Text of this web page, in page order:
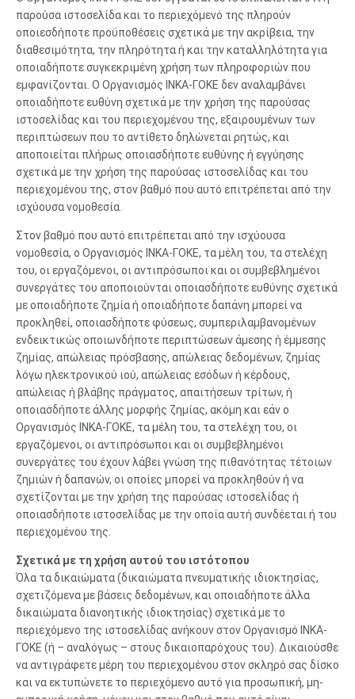
παρούσα ιστοσελίδα και το περιεχόμενό της πληρούν
οποιεσδήποτε προϋποθέσεις σχετικά με την ακρίβεια, την
διαθεσιμότητα, την πληρότητα ή και την καταλληλότητα για
οποιαδήποτε συγκεκριμένη χρήση των πληροφοριών που
εμφανίζονται. Ο Οργανισμός ΙΝΚΑ-ΓΟΚΕ δεν αναλαμβάνει
οποιαδήποτε ευθύνη σχετικά με την χρήση της παρούσας
ιστοσελίδας και του περιεχομένου της, εξαιρουμένων των
περιπτώσεων που το αντίθετο δηλώνεται ρητώς, και
αποποιείται πλήρως οποιασδήποτε ευθύνης ή εγγύησης
σχετικά με την χρήση της παρούσας ιστοσελίδας και του
περιεχομένου της, στον βαθμό που αυτό επιτρέπεται από την
ισχύουσα νομοθεσία.
Στον βαθμό που αυτό επιτρέπεται από την ισχύουσα
νομοθεσία, ο Οργανισμός ΙΝΚΑ-ΓΟΚΕ, τα μέλη του, τα στελέχη
του, οι εργαζόμενοι, οι αντιπρόσωποι και οι συμβεβλημένοι
συνεργάτες του αποποιούνται οποιασδήποτε ευθύνης σχετικά
με οποιαδήποτε ζημία ή οποιαδήποτε δαπάνη μπορεί να
προκληθεί, οποιασδήποτε φύσεως, συμπεριλαμβανομένων
ενδεικτικώς οποιωνδήποτε περιπτώσεων άμεσης ή έμμεσης
ζημίας, απώλειας πρόσβασης, απώλειας δεδομένων, ζημίας
λόγω ηλεκτρονικού ιού, απώλειας εσόδων ή κέρδους,
απώλειας ή βλάβης πράγματος, απαιτήσεων τρίτων, ή
οποιασδήποτε άλλης μορφής ζημίας, ακόμη και εάν ο
Οργανισμός ΙΝΚΑ-ΓΟΚΕ, τα μέλη του, τα στελέχη του, οι
εργαζόμενοι, οι αντιπρόσωποι και οι συμβεβλημένοι
συνεργάτες του έχουν λάβει γνώση της πιθανότητας τέτοιων
ζημιών ή δαπανών, οι οποίες μπορεί να προκληθούν ή να
σχετίζονται με την χρήση της παρούσας ιστοσελίδας ή
οποιασδήποτε ιστοσελίδας με την οποία αυτή συνδέεται ή του
περιεχομένου της.
Σχετικά με τη χρήση αυτού του ιστότοπου
Όλα τα δικαιώματα (δικαιώματα πνευματικής ιδιοκτησίας,
σχετιζόμενα με βάσεις δεδομένων, και οποιαδήποτε άλλα
δικαιώματα διανοητικής ιδιοκτησίας) σχετικά με το
περιεχόμενο της ιστοσελίδας ανήκουν στον Οργανισμό ΙΝΚΑ-
ΓΟΚΕ (ή – αναλόγως – στους δικαιοπαρόχους του). Δικαιούσθε
να αντιγράφετε μέρη του περιεχομένου στον σκληρό σας δίσκο
και να εκτυπώνετε το περιεχόμενο αυτό για προσωπική, μη-